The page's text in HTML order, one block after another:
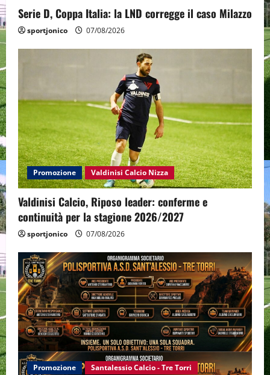
Serie D, Coppa Italia: la LND corregge il caso Milazzo
sportjonico 07/08/2026
Promozione Valdinisi Calcio Nizza
Valdinisi Calcio, Riposo leader: conferme e
continuità per la stagione 2026/2027
sportjonico 07/08/2026
Promozione Santalessio Calcio - Tre Torri